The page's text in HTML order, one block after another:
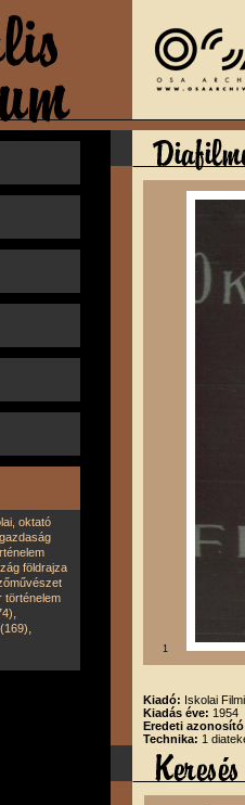
oktató
földrajza
történelem
,
,
1
Kiadó: Iskolai
Kiadás éve: 1954
Eredeti
Technika: 1